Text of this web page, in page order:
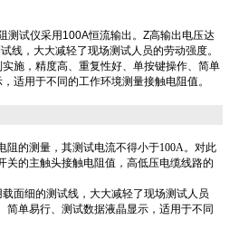
测试仪采用100A恒流输出。Z高输出电压达
线，大大减轻了现场测试人员的劳动强度。
施，精度高、重复性好、单按键操作、简单
适用于不同的工作环境测量接触电阻值。
的测量，其测试电流不得小于100A。对此
的主触头接触电阻值，高低压电缆线路的
面细的测试线，大大减轻了现场测试人员
单易行、测试数据液晶显示，适用于不同